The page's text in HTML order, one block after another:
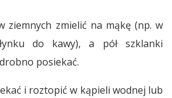
ziemnych zmielić na mąkę (np. w
do kawy), a pół szklanki
posiekać.
i roztopić w kąpieli wodnej lub